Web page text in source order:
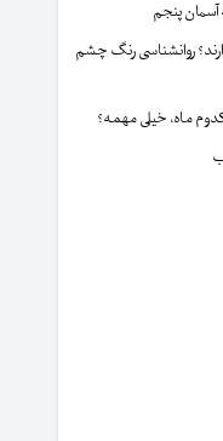
پنجم
روانشناسی رنگ چشم
ماه، خیلی مهمه؟